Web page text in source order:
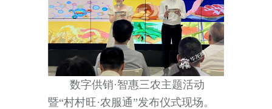
数字供销·智惠三农主题活动
暨“村村旺·农服通”发布仪式现场。